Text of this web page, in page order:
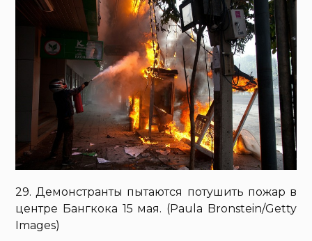
29. Демонстранты пытаются потушить пожар в
центре Бангкока 15 мая. (Paula Bronstein/Getty
Images)